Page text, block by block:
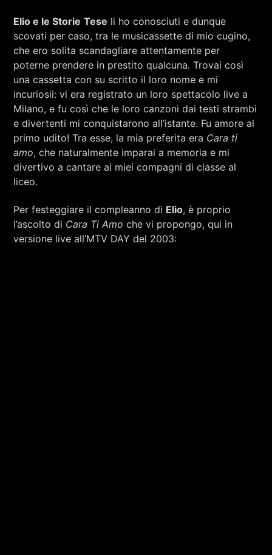
Elio e le Storie Tese li ho conosciuti e dunque
scovati per caso, tra le musicassette di mio cugino,
che ero solita scandagliare attentamente per
poterne prendere in prestito qualcuna. Trovai così
una cassetta con su scritto il loro nome e mi
incuriosii: vi era registrato un loro spettacolo live a
Milano, e fu così che le loro canzoni dai testi strambi
e divertenti mi conquistarono all’istante. Fu amore al
primo udito! Tra esse, la mia preferita era Cara ti
amo, che naturalmente imparai a memoria e mi
divertivo a cantare ai miei compagni di classe al
liceo.
Per festeggiare il compleanno di Elio, è proprio
l’ascolto di Cara Ti Amo che vi propongo, qui in
versione live all’MTV DAY del 2003: